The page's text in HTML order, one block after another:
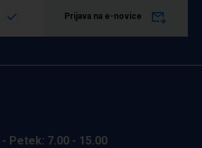
Prijava na e-novice
Petek: 7.00 - 15.00